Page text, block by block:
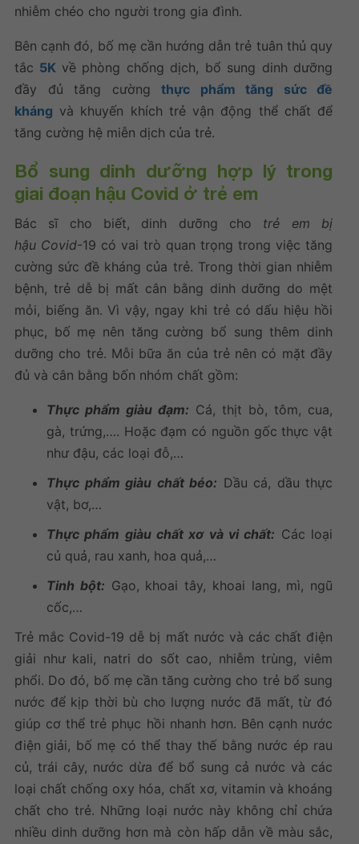
nhiễm chéo cho người trong gia đình.
Bên cạnh đó, bố mẹ cần hướng dẫn trẻ tuân thủ quy
tắc 5K về phòng chống dịch, bổ sung dinh dưỡng
đầy đủ tăng cường thực phẩm tăng sức đề
kháng và khuyến khích trẻ vận động thể chất để
tăng cường hệ miễn dịch của trẻ.
Bổ sung dinh dưỡng hợp lý trong
giai đoạn hậu Covid ở trẻ em
Bác sĩ cho biết, dinh dưỡng cho trẻ em bị
hậu Covid-19 có vai trò quan trọng trong việc tăng
cường sức đề kháng của trẻ. Trong thời gian nhiễm
bệnh, trẻ dễ bị mất cân bằng dinh dưỡng do mệt
mỏi, biếng ăn. Vì vậy, ngay khi trẻ có dấu hiệu hồi
phục, bố mẹ nên tăng cường bổ sung thêm dinh
dưỡng cho trẻ. Mỗi bữa ăn của trẻ nên có mặt đầy
đủ và cân bằng bốn nhóm chất gồm:
Thực phẩm giàu đạm: Cá, thịt bò, tôm, cua,
gà, trứng,…. Hoặc đạm có nguồn gốc thực vật
như đậu, các loại đỗ,…
Thực phẩm giàu chất béo: Dầu cá, dầu thực
vật, bơ,…
Thực phẩm giàu chất xơ và vi chất: Các loại
củ quả, rau xanh, hoa quả,…
Tinh bột: Gạo, khoai tây, khoai lang, mì, ngũ
cốc,…
Trẻ mắc Covid-19 dễ bị mất nước và các chất điện
giải như kali, natri do sốt cao, nhiễm trùng, viêm
phổi. Do đó, bố mẹ cần tăng cường cho trẻ bổ sung
nước để kịp thời bù cho lượng nước đã mất, từ đó
giúp cơ thể trẻ phục hồi nhanh hơn. Bên cạnh nước
điện giải, bố mẹ có thể thay thế bằng nước ép rau
củ, trái cây, nước dừa để bổ sung cả nước và các
loại chất chống oxy hóa, chất xơ, vitamin và khoáng
chất cho trẻ. Những loại nước này không chỉ chứa
nhiều dinh dưỡng hơn mà còn hấp dẫn về màu sắc,